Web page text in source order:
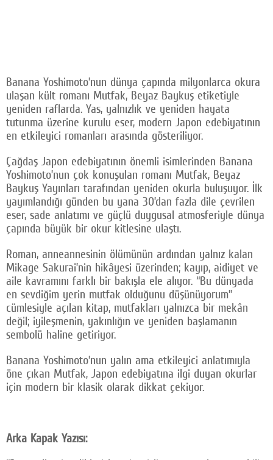
Banana Yoshimoto’nun dünya çapında milyonlarca okura
ulaşan kült romanı Mutfak, Beyaz Baykuş etiketiyle
yeniden raflarda. Yas, yalnızlık ve yeniden hayata
tutunma üzerine kurulu eser, modern Japon edebiyatının
en etkileyici romanları arasında gösteriliyor.
Çağdaş Japon edebiyatının önemli isimlerinden Banana
Yoshimoto’nun çok konuşulan romanı Mutfak, Beyaz
Baykuş Yayınları tarafından yeniden okurla buluşuyor. İlk
yayımlandığı günden bu yana 30’dan fazla dile çevrilen
eser, sade anlatımı ve güçlü duygusal atmosferiyle dünya
çapında büyük bir okur kitlesine ulaştı.
Roman, anneannesinin ölümünün ardından yalnız kalan
Mikage Sakurai’nin hikâyesi üzerinden; kayıp, aidiyet ve
aile kavramını farklı bir bakışla ele alıyor. “Bu dünyada
en sevdiğim yerin mutfak olduğunu düşünüyorum”
cümlesiyle açılan kitap, mutfakları yalnızca bir mekân
değil; iyileşmenin, yakınlığın ve yeniden başlamanın
sembolü haline getiriyor.
Banana Yoshimoto’nun yalın ama etkileyici anlatımıyla
öne çıkan Mutfak, Japon edebiyatına ilgi duyan okurlar
için modern bir klasik olarak dikkat çekiyor.
Arka Kapak Yazısı: